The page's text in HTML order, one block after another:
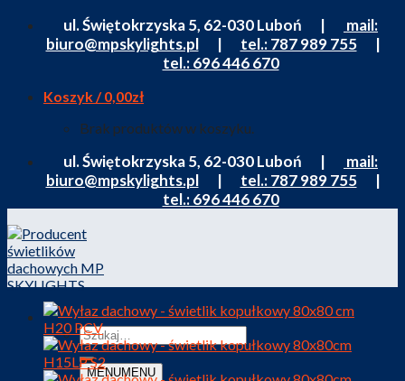
Skip
content
ul. Świętokrzyska 5, 62-030 Luboń |
mail:
biuro@mpskylights.pl| tel.: 787 989 755|
tel.: 696 446 670
Koszyk /0,00zł
Brak produktów w koszyku.
ul. Świętokrzyska 5, 62-030 Luboń |
mail:
biuro@mpskylights.pl| tel.: 787 989 755|
tel.: 696 446 670
MENUMENU